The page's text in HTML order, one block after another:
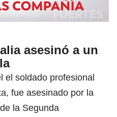
asesinó a un
el soldado profesional
fue asesinado por la
la Segunda